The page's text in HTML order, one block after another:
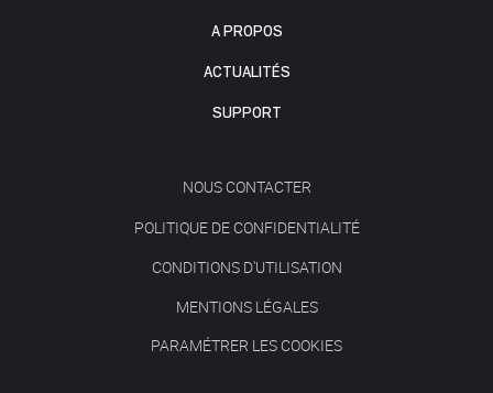
A PROPOS
ACTUALITÉS
SUPPORT
NOUS CONTACTER
POLITIQUE DE CONFIDENTIALITÉ
CONDITIONS D'UTILISATION
MENTIONS LÉGALES
PARAMÉTRER LES COOKIES